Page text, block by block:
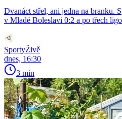
Dvanáct střel, ani jedna na branku.
v Mladé Boleslavi 0:2 a po třech
SportyŽivě
dnes, 16:30
3 min